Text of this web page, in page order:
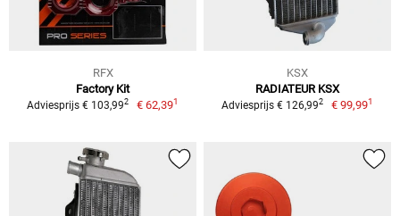
RFX
Factory Kit
Adviesprijs € 103,992 € 62,391
KSX
RADIATEUR KSX
Adviesprijs € 126,992 € 99,991